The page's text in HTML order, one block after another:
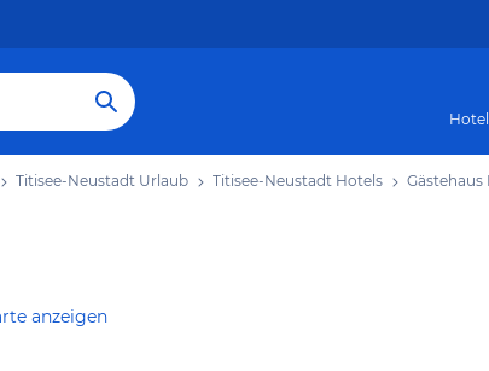
Titisee-Neustadt Urlaub Titisee-Neustadt Hotels Gästehaus
anzeigen